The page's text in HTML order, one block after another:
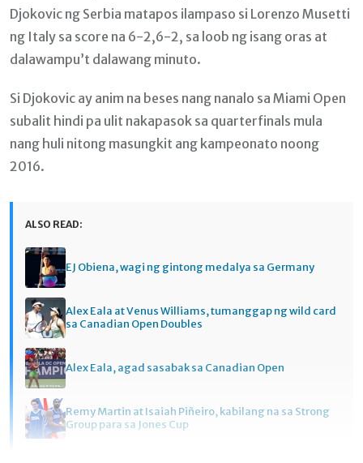
Djokovic ng Serbia matapos ilampaso si Lorenzo Musetti
ng Italy sa score na 6-2,6-2, sa loob ng isang oras at
dalawampu’t dalawang minuto.
Si Djokovic ay anim na beses nang nanalo sa Miami Open
subalit hindi pa ulit nakapasok sa quarterfinals mula
nang huli nitong masungkit ang kampeonato noong
2016.
ALSO READ:
EJ Obiena, wagi ng gintong medalya sa Germany
Alex Eala at Venus Williams, tumanggap ng wild card
sa Canadian Open Doubles
Alex Eala, agad sasabak sa Canadian Open
Remy Martin at Isaiah Piñeiro, kabilang na sa Strong
Group para sa Jones Cup